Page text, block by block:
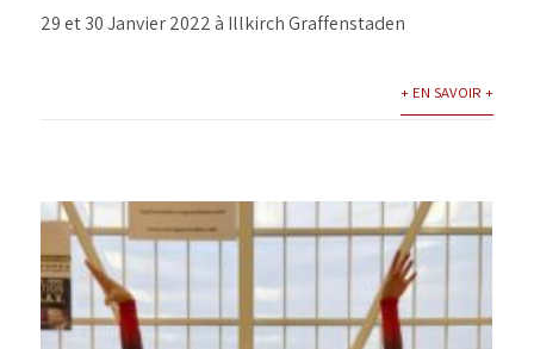
29 et 30 Janvier 2022 à Illkirch Graffenstaden
+ EN SAVOIR +